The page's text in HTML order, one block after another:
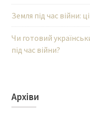
Земля під час війни:
Чи готовий
під час війни?
Архіви